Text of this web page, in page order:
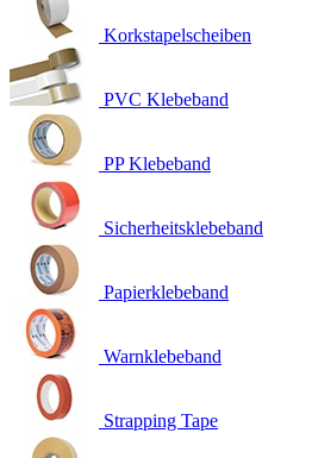
Korkstapelscheiben
PVC Klebeband
PP Klebeband
Sicherheitsklebeband
Papierklebeband
Warnklebeband
Strapping Tape